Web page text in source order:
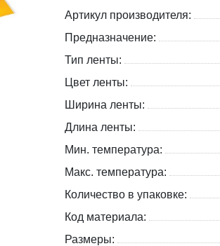
Артикул производителя:
Предназначение:
Тип ленты:
Цвет ленты:
Ширина ленты:
Длина ленты:
Мин. температура:
Макс. температура:
Количество в упаковке:
Код материала:
Размеры: